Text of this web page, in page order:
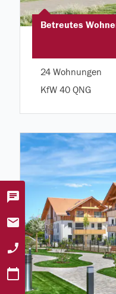
Betreutes
24 Wohnungen
KfW 40 QNG